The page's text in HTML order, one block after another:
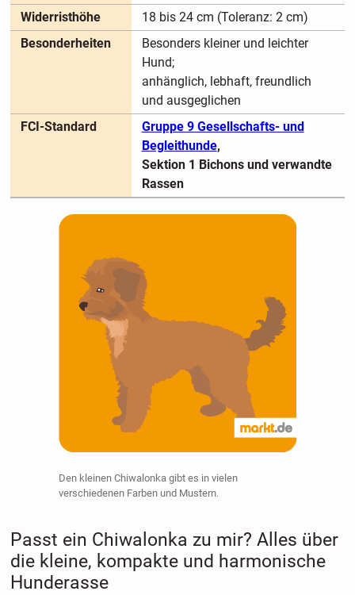
Widerristhöhe
18 bis 24 cm (Toleranz: 2 cm)
Besonderheiten
Besonders kleiner und leichter
Hund;
anhänglich, lebhaft, freundlich
und ausgeglichen
FCI-Standard
Gruppe 9 Gesellschafts- und
Begleithunde,
Sektion 1 Bichons und verwandte
Rassen
Den kleinen Chiwalonka gibt es in vielen
verschiedenen Farben und Mustern.
Passt ein Chiwalonka zu mir? Alles über
die kleine, kompakte und harmonische
Hunderasse